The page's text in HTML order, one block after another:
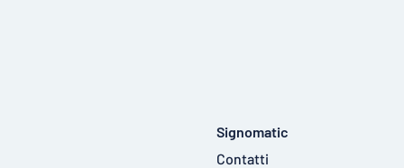
Signomatic
Contatti